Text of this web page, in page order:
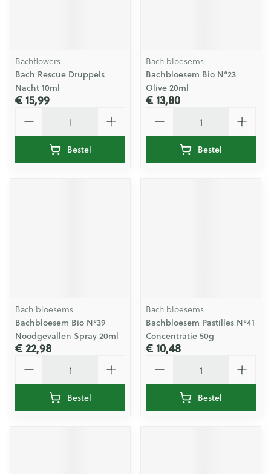
Bachflowers
Bach Rescue Druppels
Nacht 10ml
€ 15,99
Bestel
Bach bloesems
Bachbloesem Bio N°23
Olive 20ml
€ 13,80
Bestel
Bach bloesems
Bachbloesem Bio N°39
Noodgevallen Spray 20ml
€ 22,98
Bestel
Bach bloesems
Bachbloesem Pastilles N°41
Concentratie 50g
€ 10,48
Bestel